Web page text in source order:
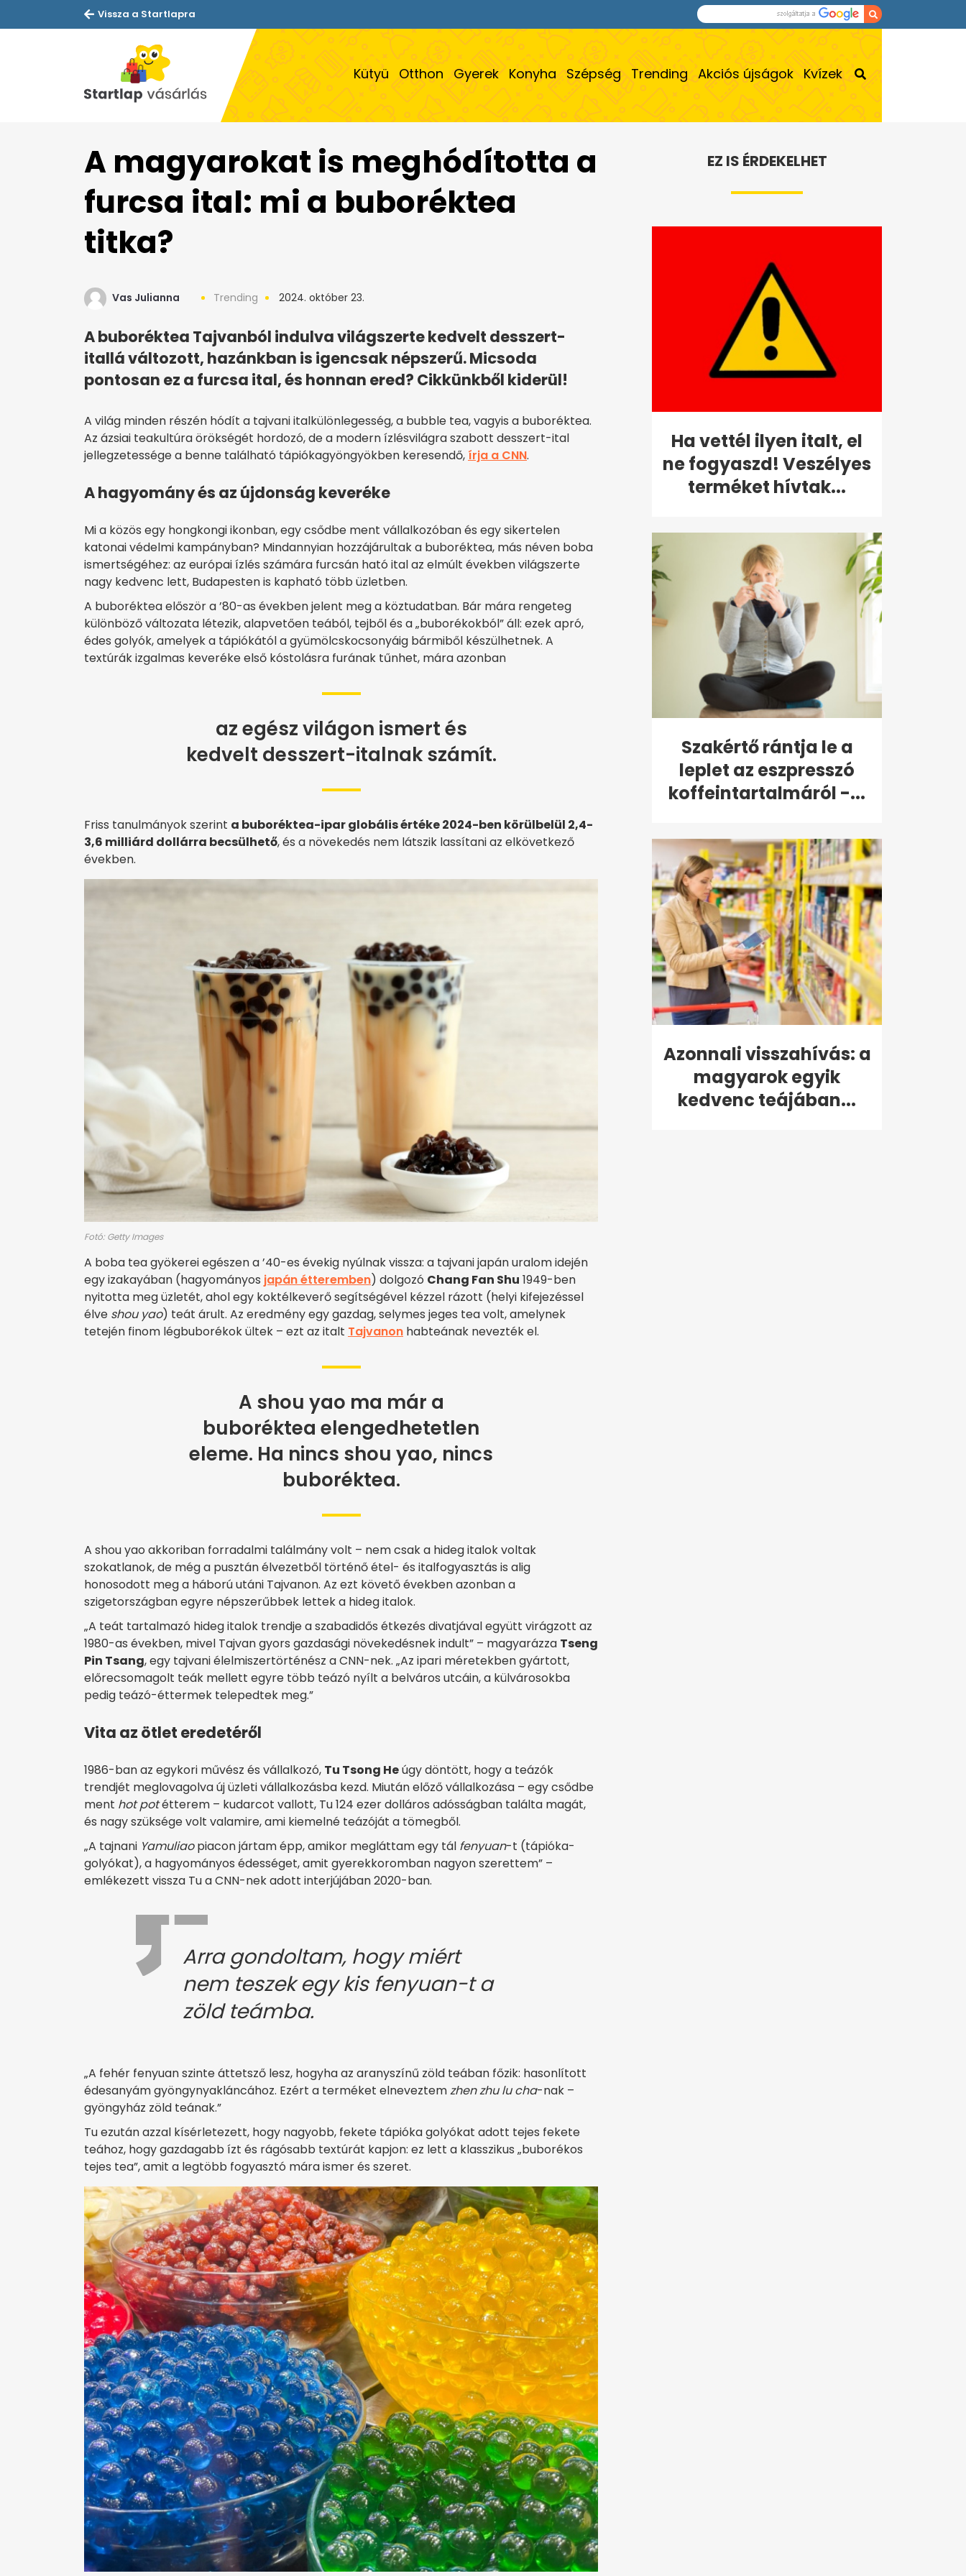
Vissza a Startlapra
Kütyü Otthon Gyerek Konyha Szépség Trending Akciós újságok Kvízek
A magyarokat is meghódította a
furcsa ital: mi a buboréktea
titka?
Vas Julianna Trending 2024. október 23.
A buboréktea Tajvanból indulva világszerte kedvelt desszert-
itallá változott, hazánkban is igencsak népszerű. Micsoda
pontosan ez a furcsa ital, és honnan ered? Cikkünkből kiderül!
A világ minden részén hódít a tajvani italkülönlegesség, a bubble tea, vagyis a buboréktea.
Az ázsiai teakultúra örökségét hordozó, de a modern ízlésvilágra szabott desszert-ital
jellegzetessége a benne található tápiókagyöngyökben keresendő, írja a CNN.
A hagyomány és az újdonság keveréke
Mi a közös egy hongkongi ikonban, egy csődbe ment vállalkozóban és egy sikertelen
katonai védelmi kampányban? Mindannyian hozzájárultak a buboréktea, más néven boba
ismertségéhez: az európai ízlés számára furcsán ható ital az elmúlt években világszerte
nagy kedvenc lett, Budapesten is kapható több üzletben.
A buboréktea először a ’80-as években jelent meg a köztudatban. Bár mára rengeteg
különböző változata létezik, alapvetően teából, tejből és a „buborékokból” áll: ezek apró,
édes golyók, amelyek a tápiókától a gyümölcskocsonyáig bármiből készülhetnek. A
textúrák izgalmas keveréke első kóstolásra furának tűnhet, mára azonban
az egész világon ismert és
kedvelt desszert-italnak számít.
Friss tanulmányok szerint a buboréktea-ipar globális értéke 2024-ben körülbelül 2,4-
3,6 milliárd dollárra becsülhető, és a növekedés nem látszik lassítani az elkövetkező
években.
Fotó: Getty Images
A boba tea gyökerei egészen a ’40-es évekig nyúlnak vissza: a tajvani japán uralom idején
egy izakayában (hagyományos japán étteremben) dolgozó Chang Fan Shu 1949-ben
nyitotta meg üzletét, ahol egy koktélkeverő segítségével kézzel rázott (helyi kifejezéssel
élve shou yao) teát árult. Az eredmény egy gazdag, selymes jeges tea volt, amelynek
tetején finom légbuborékok ültek – ezt az italt Tajvanon habteának nevezték el.
A shou yao ma már a
buboréktea elengedhetetlen
eleme. Ha nincs shou yao, nincs
buboréktea.
A shou yao akkoriban forradalmi találmány volt – nem csak a hideg italok voltak
szokatlanok, de még a pusztán élvezetből történő étel- és italfogyasztás is alig
honosodott meg a háború utáni Tajvanon. Az ezt követő években azonban a
szigetországban egyre népszerűbbek lettek a hideg italok.
„A teát tartalmazó hideg italok trendje a szabadidős étkezés divatjával együtt virágzott az
1980-as években, mivel Tajvan gyors gazdasági növekedésnek indult” – magyarázza Tseng
Pin Tsang, egy tajvani élelmiszertörténész a CNN-nek. „Az ipari méretekben gyártott,
előrecsomagolt teák mellett egyre több teázó nyílt a belváros utcáin, a külvárosokba
pedig teázó-éttermek telepedtek meg.”
Vita az ötlet eredetéről
1986-ban az egykori művész és vállalkozó, Tu Tsong Heúgy döntött, hogy a teázók
trendjét meglovagolva új üzleti vállalkozásba kezd. Miután előző vállalkozása – egy csődbe
ment hot potétterem – kudarcot vallott, Tu 124 ezer dolláros adósságban találta magát,
és nagy szüksége volt valamire, ami kiemelné teázóját a tömegből.
„A tajnani Yamuliaopiacon jártam épp, amikor megláttam egy tál fenyuan-t (tápióka-
golyókat), a hagyományos édességet, amit gyerekkoromban nagyon szerettem” –
emlékezett vissza Tu a CNN-nek adott interjújában 2020-ban.
Arra gondoltam, hogy miért
nem teszek egy kis fenyuan-t a
zöld teámba.
„A fehér fenyuan szinte áttetsző lesz, hogyha az aranyszínű zöld teában főzik: hasonlított
édesanyám gyöngynyakláncához. Ezért a terméket elneveztemzhen zhu lu cha-nak –
gyöngyház zöld teának.”
Tu ezután azzal kísérletezett, hogy nagyobb, fekete tápióka golyókat adott tejes fekete
teához, hogy gazdagabb ízt és rágósabb textúrát kapjon: ez lett a klasszikus „buborékos
tejes tea”, amit a legtöbb fogyasztó mára ismer és szeret.
EZ IS ÉRDEKELHET
Ha vettél ilyen italt, el
ne fogyaszd! Veszélyes
terméket hívtak...
Szakértő rántja le a
leplet az eszpresszó
koffeintartalmáról -...
Azonnali visszahívás: a
magyarok egyik
kedvenc teájában...